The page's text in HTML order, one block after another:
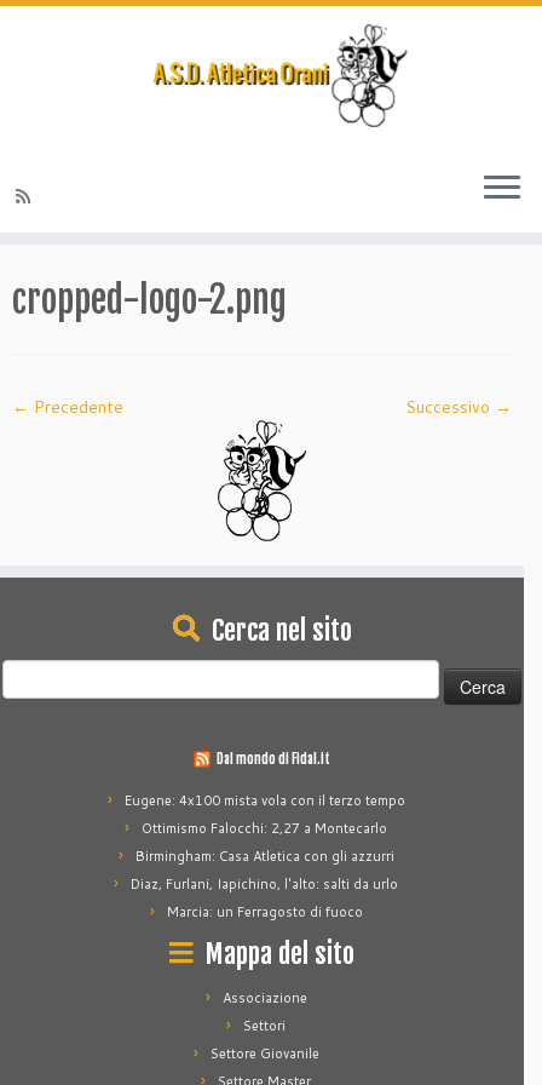
contenuto
cropped-logo-2.png
← Precedente Successivo →
Cerca nel sito
per:
Dal mondo di Fidal.it
Eugene: 4x100 mista vola con il terzo tempo
Ottimismo Falocchi: 2,27 a Montecarlo
Birmingham: Casa Atletica con gli azzurri
Diaz, Furlani, Iapichino, l'alto: salti da urlo
Marcia: un Ferragosto di fuoco
Mappa del sito
Associazione
Settori
Settore Giovanile